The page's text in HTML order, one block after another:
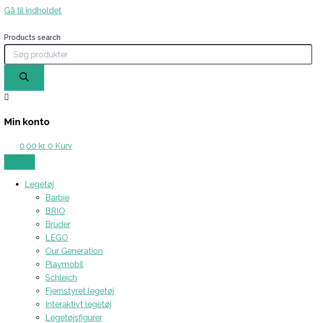
Gå til indholdet
Products search
Min konto
0,00 kr. 0 Kurv
Legetøj
Barbie
BRIO
Bruder
LEGO
Our Generation
Playmobil
Schleich
Fjernstyret legetøj
Interaktivt legetøj
Legetøjsfigurer